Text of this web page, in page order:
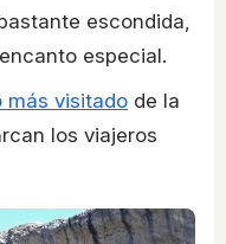
escondida,
especial.
más visitado de la
los viajeros